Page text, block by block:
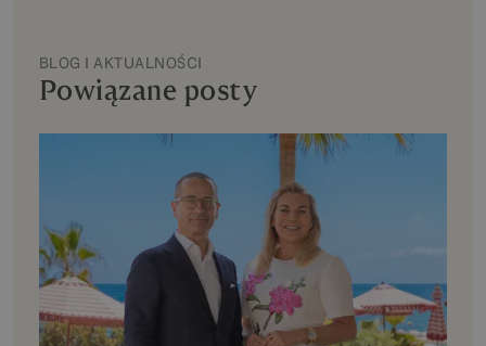
BLOG I AKTUALNOŚCI
Powiązane posty